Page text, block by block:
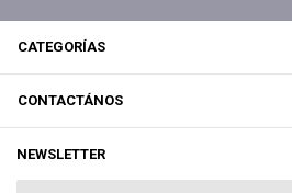
CATEGORÍAS
CONTACTÁNOS
NEWSLETTER